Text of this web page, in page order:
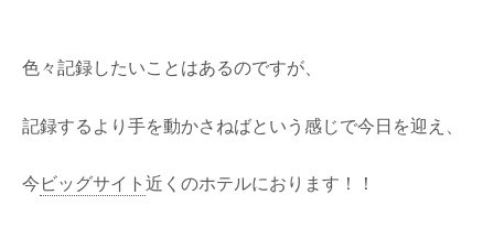
色々記録したいことはあるのですが、
記録するより手を動かさねばという感じで今日を迎え、
今ビッグサイト近くのホテルにおります！！